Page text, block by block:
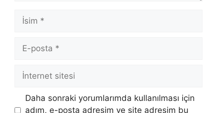
İsim
posta
İnternet
sitesi
Daha sonraki yorumlarımda kullanılması için
adım, e-posta adresim ve site adresim bu